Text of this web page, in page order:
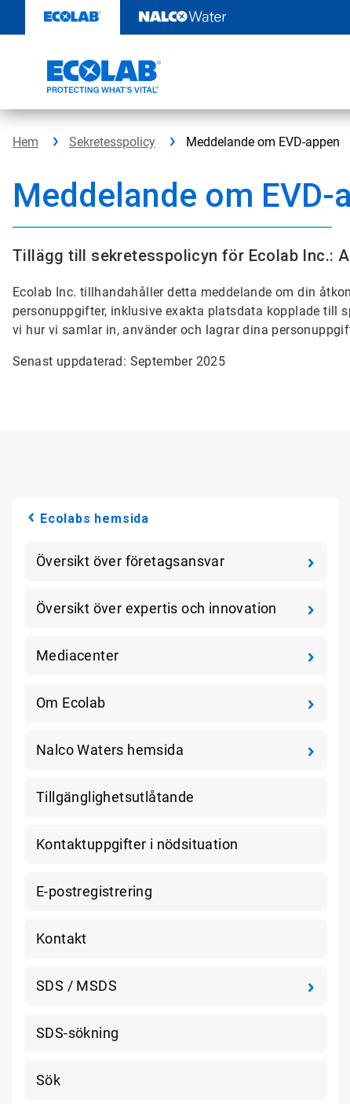
innehåll
Hem Sekretesspolicy Meddelande om EVD-appen
Meddelande om EVD-
Tillägg till sekretesspolicyn för Ecolab Inc.:
Ecolab Inc. tillhandahåller detta meddelande om din
personuppgifter, inklusive exakta platsdata kopplade till
vi hur vi samlar in, använder och lagrar dina
Senast uppdaterad: September 2025
Ecolabs hemsida
Översikt över företagsansvar
Översikt över expertis och innovation
Mediacenter
Om Ecolab
Nalco Waters hemsida
Tillgänglighetsutlåtande
Kontaktuppgifter i nödsituation
E-postregistrering
Kontakt
SDS / MSDS
SDS-sökning
Sök